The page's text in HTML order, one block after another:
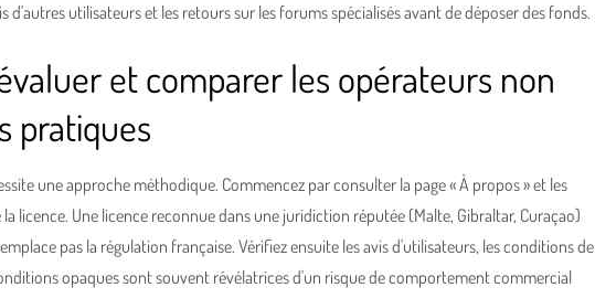
d'autres utilisateurs et les retours sur les forums spécialisés avant de déposer des fonds.
et comparer les opérateurs non
pratiques
une approche méthodique. Commencez par consulter la page « À propos » et les
licence. Une licence reconnue dans une juridiction réputée (Malte, Gibraltar, Curaçao)
pas la régulation française. Vérifiez ensuite les avis d'utilisateurs, les conditions de
opaques sont souvent révélatrices d'un risque de comportement commercial